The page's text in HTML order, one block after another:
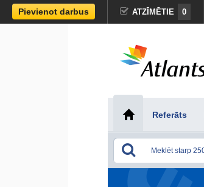
Pievienot darbus ATZĪMĒTIE 0
Referāts